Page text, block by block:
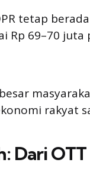
tetap
Rp 69–70
rakyat
Dari